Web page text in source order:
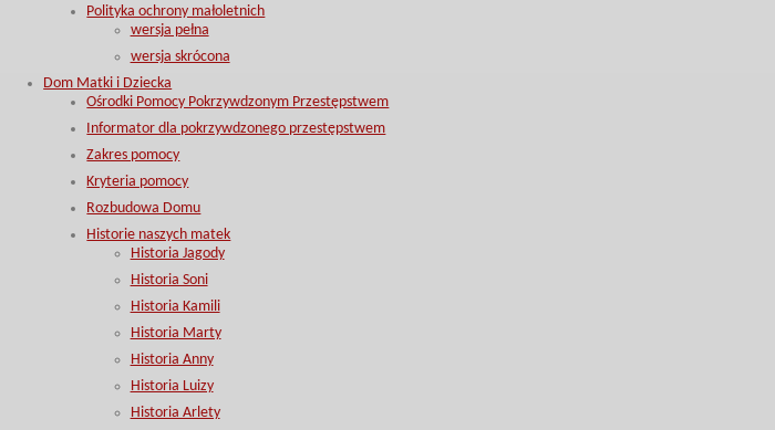
Polityka ochrony małoletnich
wersja pełna
wersja skrócona
Dom Matki i Dziecka
Ośrodki Pomocy Pokrzywdzonym Przestępstwem
Informator dla pokrzywdzonego przestępstwem
Zakres pomocy
Kryteria pomocy
Rozbudowa Domu
Historie naszych matek
Historia Jagody
Historia Soni
Historia Kamili
Historia Marty
Historia Anny
Historia Luizy
Historia Arlety